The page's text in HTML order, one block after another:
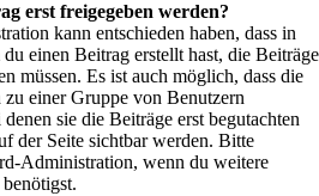
erst freigegeben werden?
kann entschieden haben, dass in
einen Beitrag erstellt hast, die Beiträge
müssen. Es ist auch möglich, dass die
einer Gruppe von Benutzern
sie die Beiträge erst begutachten
der Seite sichtbar werden. Bitte
Administration, wenn du weitere